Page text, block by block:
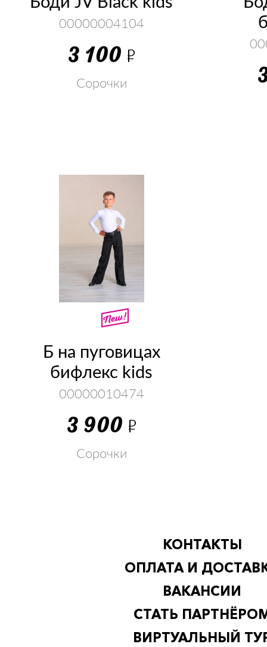
00000004104
3 100 Р
Сорочки
Б на пуговицах
бифлекс kids
00000010474
3 900 Р
Сорочки
КОНТАКТЫ
ОПЛАТА И
ВАКАНСИИ
СТАТЬ
ВИРТУАЛЬНЫЙ